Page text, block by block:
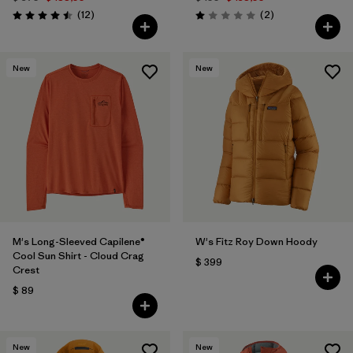
Valoración: 4.5 / 5
(12Comentarios
)
Valoración: 1.0 / 5
(2Comentarios
)
New
M's Long-Sleeved Capilene®
Cool Sun Shirt - Cloud Crag
Crest
$ 89
New
W's Fitz Roy Down Hoody
$ 399
New New